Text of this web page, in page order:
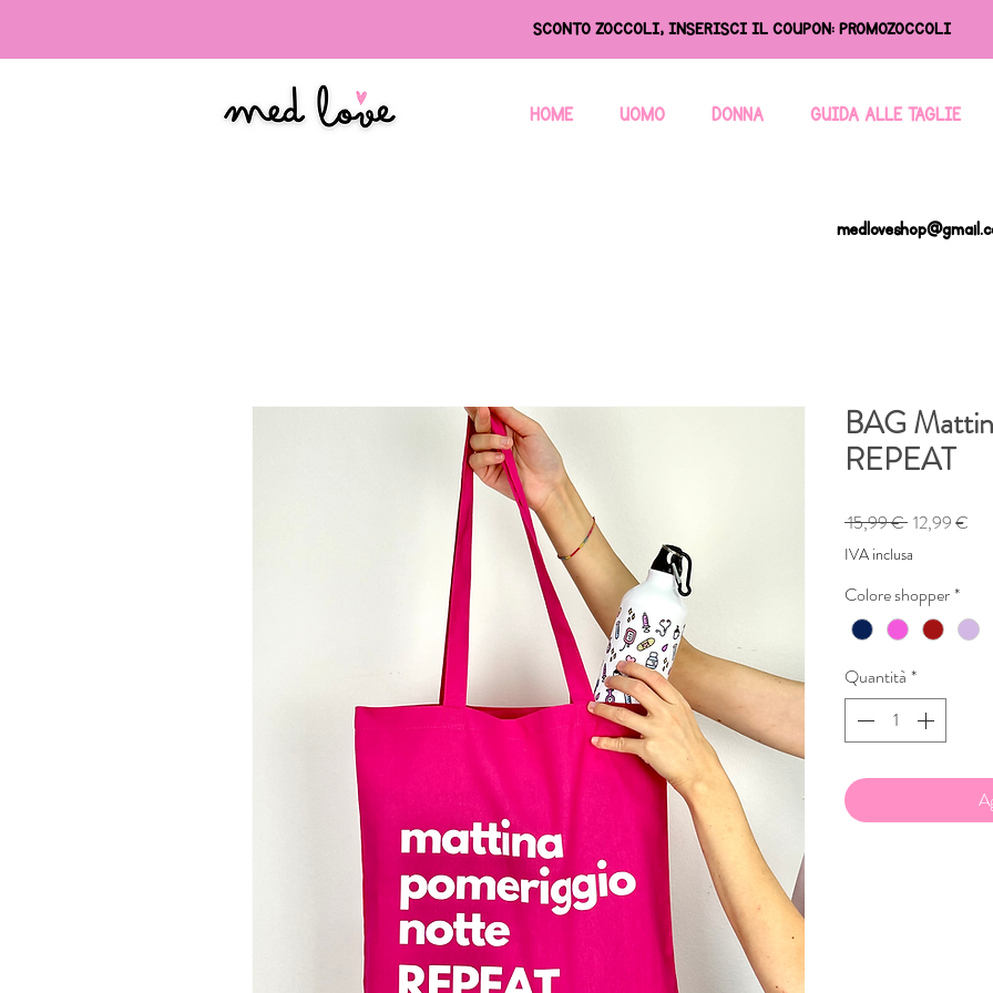
SCONTO ZOCCOLI, INSERISCI IL COUPON: PROMOZOCCOLI
HOME UOMO DONNA GUIDA ALLE TAGLIE
BAG
REPEAT
15,99 € Prezzo
12,99 €
IVA inclusa
Colore shopper*
Quantità *